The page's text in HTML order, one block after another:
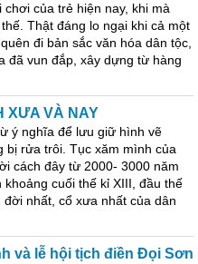
của trẻ hiện nay, khi mà
Thật đáng lo ngại khi cả một
đi bản sắc văn hóa dân tộc,
đã vun đắp, xây dựng từ hàng
XƯA VÀ NAY
ý nghĩa để lưu giữ hình vẽ
bị rửa trôi. Tục xăm mình của
cách đây từ 2000- 3000 năm
cuối thế kỉ XIII, đầu thế
đời nhất, cổ xưa nhất của dân
và lễ hội tịch điền Đọi Sơn